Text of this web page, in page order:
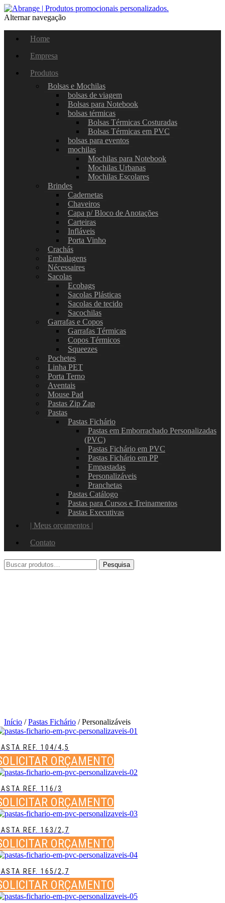
Alternar navegação
Home
Empresa
Produtos
Bolsas e Mochilas
bolsas de viagem
Bolsas para Notebook
bolsas térmicas
Bolsas Térmicas Costuradas
Bolsas Térmicas em PVC
bolsas para eventos
mochilas
Mochilas para Notebook
Mochilas Urbanas
Mochilas Escolares
Brindes
Cadernetas
Chaveiros
Capa p/ Bloco de Anotações
Carteiras
Infláveis
Porta Vinho
Crachás
Embalagens
Nécessaires
Sacolas
Ecobags
Sacolas Plásticas
Sacolas de tecido
Sacochilas
Garrafas e Copos
Garrafas Térmicas
Copos Térmicos
Squeezes
Pochetes
Linha PET
Porta Terno
Aventais
Mouse Pad
Pastas Zip Zap
Pastas
Pastas Fichário
Pastas em Emborrachado Personalizadas
(PVC)
Pastas Fichário em PVC
Pastas Fichário em PP
Empastadas
Personalizáveis
Pranchetas
Pastas Catálogo
Pastas para Cursos e Treinamentos
Pastas Executivas
| Meus orçamentos |
Contato
Início /Pastas Fichário / Personalizáveis
REF. 104/4,5
ORÇAMENTO
REF. 116/3
ORÇAMENTO
REF. 163/2,7
ORÇAMENTO
REF. 165/2,7
ORÇAMENTO